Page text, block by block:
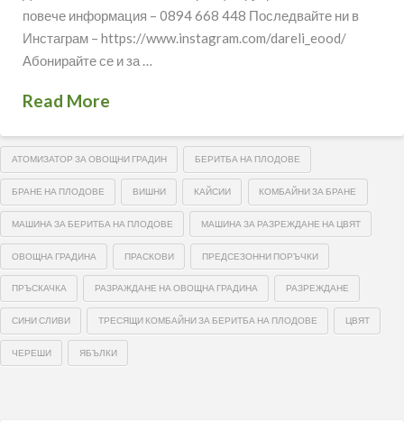
повече информация – 0894 668 448 Последвайте ни в
Инстаграм – https://www.instagram.com/dareli_eood/
Абонирайте се и за …
Read More
АТОМИЗАТОР ЗА ОВОЩНИ ГРАДИН БЕРИТБА НА ПЛОДОВЕ
БРАНЕ НА ПЛОДОВЕ ВИШНИ КАЙСИИ КОМБАЙНИ ЗА БРАНЕ
МАШИНА ЗА БЕРИТБА НА ПЛОДОВЕ МАШИНА ЗА РАЗРЕЖДАНЕ НА ЦВЯТ
ОВОЩНА ГРАДИНА ПРАСКОВИ ПРЕДСЕЗОННИ ПОРЪЧКИ
ПРЪСКАЧКА РАЗРАЖДАНЕ НА ОВОЩНА ГРАДИНА РАЗРЕЖДАНЕ
СИНИ СЛИВИ ТРЕСЯЩИ КОМБАЙНИ ЗА БЕРИТБА НА ПЛОДОВЕ ЦВЯТ
ЧЕРЕШИ ЯБЪЛКИ